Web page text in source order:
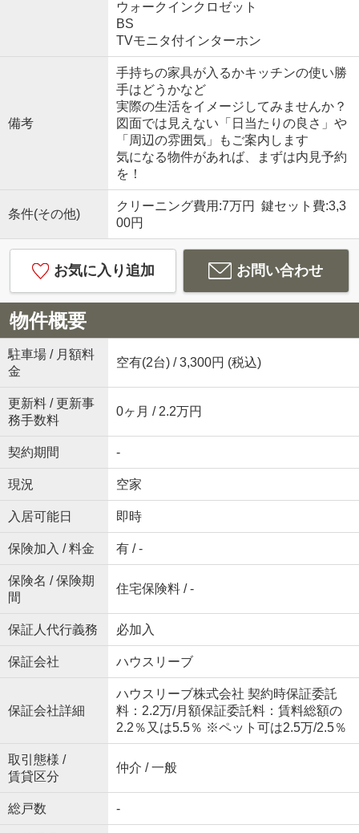
ウォークインクロゼット
BS
TVモニタ付インターホン
備考
手持ちの家具が入るかキッチンの使い勝
手はどうかなど
実際の生活をイメージしてみませんか？
図面では見えない「日当たりの良さ」や
「周辺の雰囲気」もご案内します
気になる物件があれば、まずは内見予約
を！
条件(その他)
クリーニング費用:7万円 鍵セット費:3,3
00円
お気に入り追加 お問い合わせ
物件概要
駐車場 / 月額料
金
空有(2台) / 3,300円 (税込)
更新料 / 更新事
務手数料
0ヶ月 / 2.2万円
契約期間 -
現況 空家
入居可能日 即時
保険加入 / 料金 有 / -
保険名 / 保険期
間
住宅保険料 / -
保証人代行義務 必加入
保証会社 ハウスリーブ
保証会社詳細
ハウスリーブ株式会社 契約時保証委託
料：2.2万/月額保証委託料：賃料総額の
2.2％又は5.5％ ※ペット可は2.5万/2.5％
取引態様 /
賃貸区分
仲介 / 一般
総戸数 -